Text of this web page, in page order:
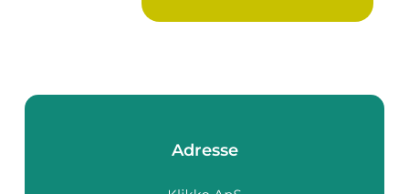
Adresse